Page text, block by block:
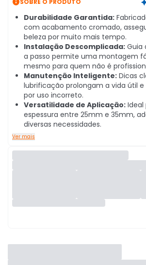
Durabilidade Garantida:
com acabamento cromado,
beleza por muito mais tempo.
Instalação Descomplicada: Guia
a passo permite uma montagem
mesmo para quem não é
Manutenção Inteligente: Dicas
lubrificação prolongam a vida útil
por uso incorreto.
Versatilidade de Aplicação:
espessura entre 25mm e 35mm,
diversas necessidades.
Ver mais